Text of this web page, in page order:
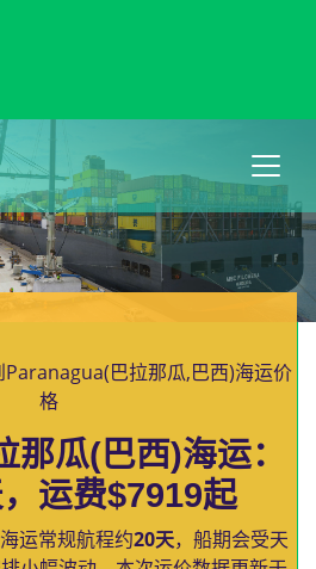
Paranagua(巴拉那瓜,巴西)海运价
格
那瓜(巴西)海运：
运费$7919起
运常规航程约20天，船期会受天